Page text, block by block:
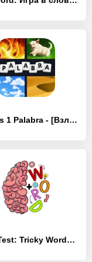
4 Fotos 1 Palabra - [Взлом/МОД Меню]
Brain Test: Tricky Words - [Взлом/МОД Бесконечные деньги]